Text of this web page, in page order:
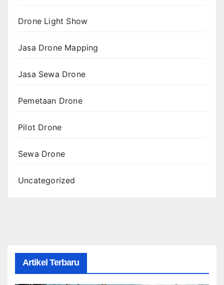
Drone Light Show
Jasa Drone Mapping
Jasa Sewa Drone
Pemetaan Drone
Pilot Drone
Sewa Drone
Uncategorized
Artikel Terbaru